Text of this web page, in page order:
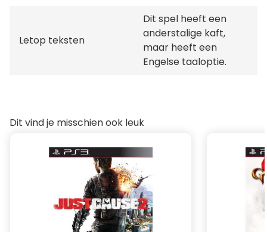
Letop teksten
Dit spel heeft een
anderstalige kaft,
maar heeft een
Engelse taaloptie.
Dit vind je misschien ook leuk